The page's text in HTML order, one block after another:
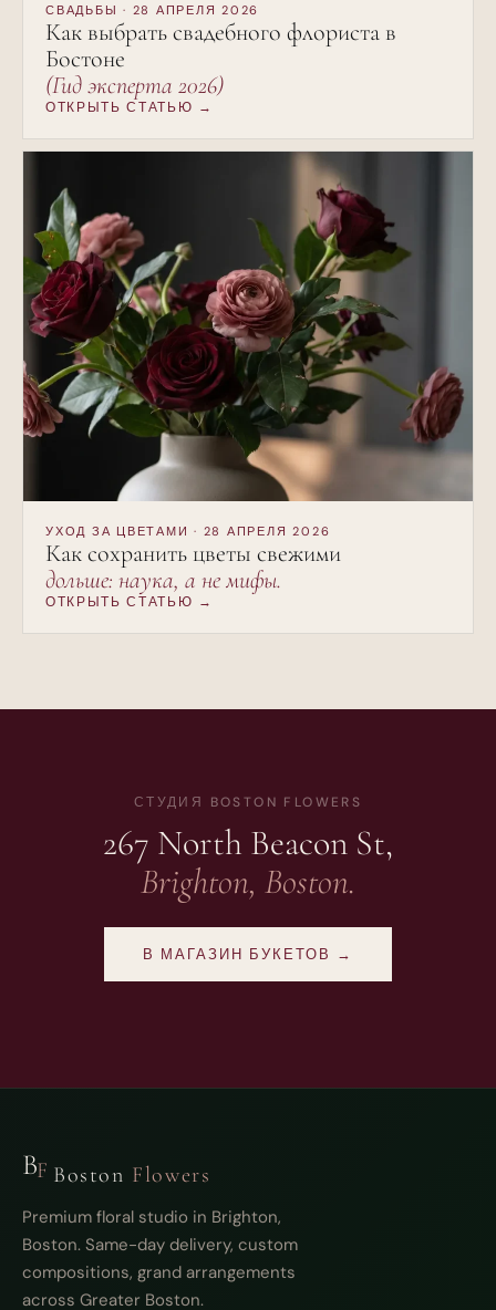
СВАДЬБЫ · 28 АПРЕЛЯ 2026
Как выбрать свадебного флориста в
Бостоне
(Гид эксперта 2026)
ОТКРЫТЬ СТАТЬЮ →
УХОД ЗА ЦВЕТАМИ · 28 АПРЕЛЯ 2026
Как сохранить цветы свежими
дольше: наука, а не мифы.
ОТКРЫТЬ СТАТЬЮ →
СТУДИЯ BOSTON FLOWERS
267 North Beacon St,
Brighton, Boston.
В МАГАЗИН БУКЕТОВ →
BF Boston Flowers
Premium floral studio in Brighton,
Boston. Same-day delivery, custom
compositions, grand arrangements
across Greater Boston.